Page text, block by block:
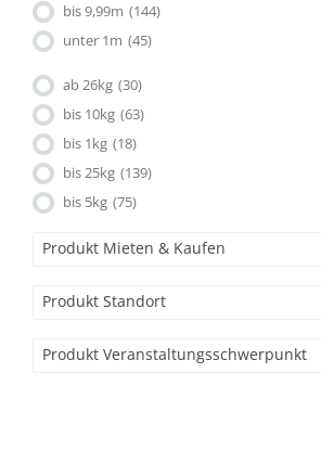
bis 9,99m (144)
unter 1m (45)
ab 26kg (30)
bis 10kg (63)
bis 1kg (18)
bis 25kg (139)
bis 5kg (75)
Produkt Mieten & Kaufen
Produkt Standort
Produkt Veranstaltungsschwerpunkt